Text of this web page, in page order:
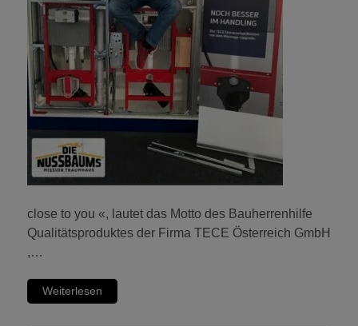
close to you «, lautet das Motto des Bauherrenhilfe
Qualitätsproduktes der Firma TECE Österreich GmbH
,…
Weiterlesen